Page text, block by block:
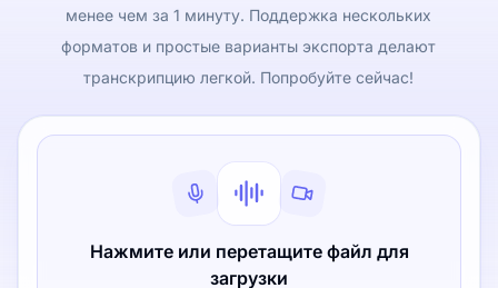
менее чем за 1 минуту. Поддержка нескольких
форматов и простые варианты экспорта делают
транскрипцию легкой. Попробуйте сейчас!
Нажмите или перетащите файл для
загрузки